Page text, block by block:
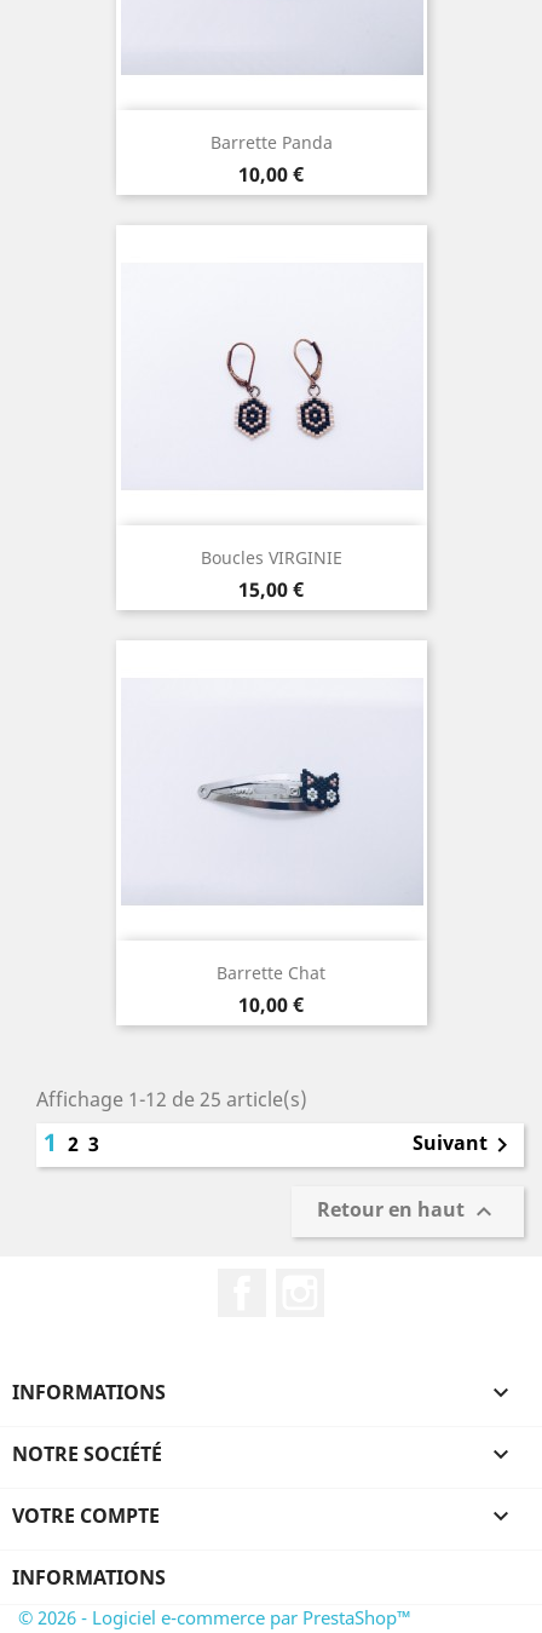
Barrette Panda
Prix
10,00 €
Boucles VIRGINIE
Prix
15,00 €
Barrette Chat
Prix
10,00 €
Affichage 1-12 de 25 article(s)
1 2 3 Suivant 
Retour en haut 
INFORMATIONS 
NOTRE SOCIÉTÉ 
VOTRE COMPTE 
INFORMATIONS
© 2026 - Logiciel e-commerce par PrestaShop™